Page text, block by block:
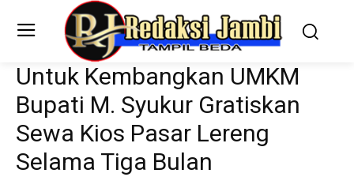
Untuk Kembangkan UMKM
Bupati M. Syukur Gratiskan
Sewa Kios Pasar Lereng
Selama Tiga Bulan